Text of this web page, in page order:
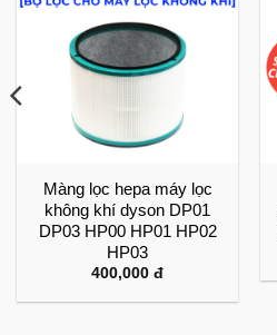
Màng lọc hepa máy lọc
không khí dyson DP01
DP03 HP00 HP01 HP02
HP03
400,000 đ